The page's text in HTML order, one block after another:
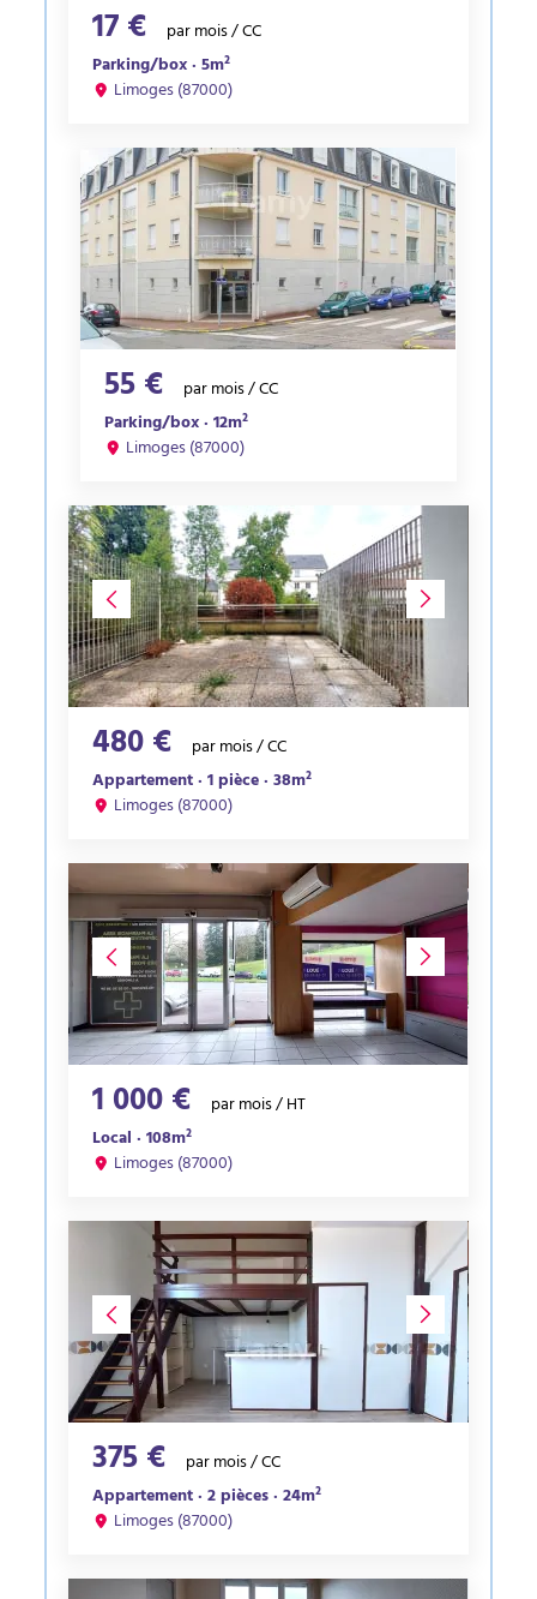
17 €
par mois / CC
Parking/box · 5m²
Limoges (87000)
55 €
par mois / CC
Parking/box · 12m²
Limoges (87000)
480 €
par mois / CC
Appartement · 1 pièce · 38m²
Limoges (87000)
1 000 €
par mois / HT
Local · 108m²
Limoges (87000)
375 €
par mois / CC
Appartement · 2 pièces · 24m²
Limoges (87000)